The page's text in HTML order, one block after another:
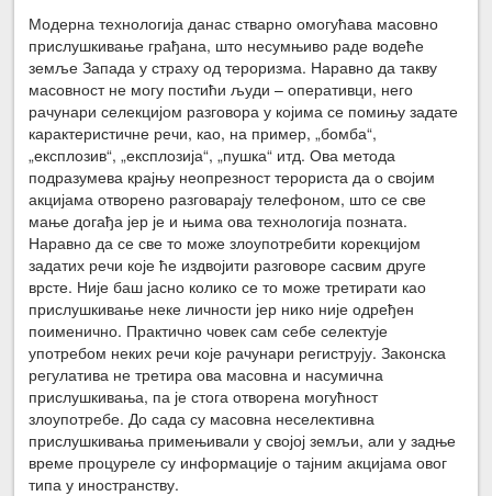
Модерна технологија данас стварно омогућава масовно
прислушкивање грађана, што несумњиво раде водеће
земље Запада у страху од тероризма. Наравно да такву
масовност не могу постићи људи – оперативци, него
рачунари селекцијом разговора у којима се помињу задате
карактеристичне речи, као, на пример, „бомба“,
„експлозив“, „експлозија“, „пушка“ итд. Ова метода
подразумева крајњу неопрезност терориста да о својим
акцијама отворено разговарају телефоном, што се све
мање догађа јер је и њима ова технологија позната.
Наравно да се све то може злоупотребити корекцијом
задатих речи које ће издвојити разговоре сасвим друге
врсте. Није баш јасно колико се то може третирати као
прислушкивање неке личности јер нико није одређен
поименично. Практично човек сам себе селектује
употребом неких речи које рачунари региструју. Законска
регулатива не третира ова масовна и насумична
прислушкивања, па је стога отворена могућност
злоупотребе. До сада су масовна неселективна
прислушкивања примењивали у својој земљи, али у задње
време процуреле су информације о тајним акцијама овог
типа у иностранству.